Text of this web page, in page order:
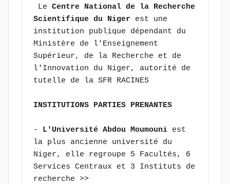
Le Centre National de la Recherche
Scientifique du Niger est une
institution publique dépendant du
Ministère de l'Enseignement
Supérieur, de la Recherche et de
l'Innovation du Niger, autorité de
tutelle de la SFR RACINES
INSTITUTIONS PARTIES PRENANTES
- L'Université Abdou Moumouni est
la plus ancienne université du
Niger, elle regroupe 5 Facultés, 6
Services Centraux et 3 Instituts de
recherche >>